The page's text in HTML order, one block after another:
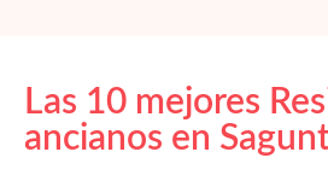
Las 10 mejores
ancianos en